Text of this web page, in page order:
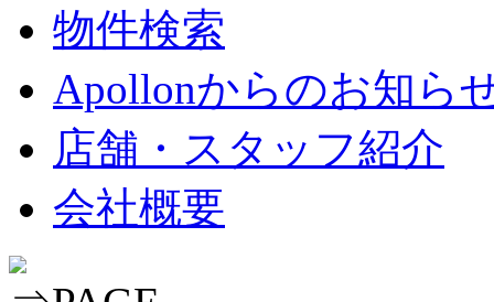
物件検索
Apollonからのお知ら
店舗・スタッフ紹介
会社概要